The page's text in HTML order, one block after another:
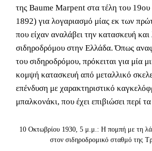
της Baume Marpent στα τέλη του
1892) για λογαριασμό μίας εκ των
που είχαν αναλάβει την κατασκευή και
σιδηροδρόμου στην Ελλάδα. Όπως
του σιδηροδρόμου, πρόκειται για μία
κομψή κατασκευή από μεταλλικό
επένδυση με χαρακτηριστικό
μπαλκονάκι, που έχει επιβιώσει περί
10 Οκτωβρίου 1930, 5 μ.μ.: Η πομπή με τη
στον σιδηροδρομικό σταθμό της